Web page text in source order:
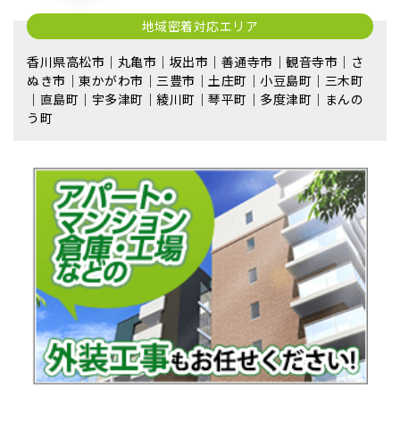
地域密着対応エリア
香川県高松市｜丸亀市｜坂出市｜善通寺市｜観音寺市｜さ
ぬき市｜東かがわ市｜三豊市｜土庄町｜小豆島町｜三木町
｜直島町｜宇多津町｜綾川町｜琴平町｜多度津町｜まんの
う町